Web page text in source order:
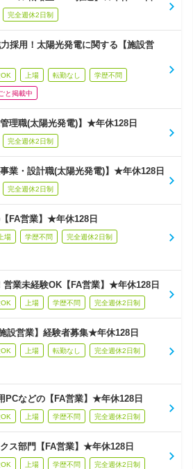
完全週休2日制
採用！太陽光発電に関する【施設営
上場 転勤なし 学歴不問
と掲載中
理職(太陽光発電)】★年休128日
完全週休2日制
業・設計職(太陽光発電)】★年休128日
完全週休2日制
FA営業】★年休128日
上場 学歴不問 完全週休2日制
営業未経験OK【FA営業】★年休128日
上場 学歴不問 完全週休2日制
設営業】経験者募集★年休128日
上場 転勤なし 完全週休2日制
PCなどの【FA営業】★年休128日
上場 学歴不問 完全週休2日制
ス部門【FA営業】★年休128日
上場 学歴不問 完全週休2日制